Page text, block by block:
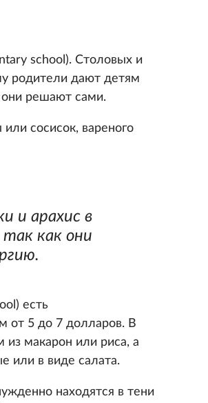
school). Столовых и
родители дают детям
они решают сами.
сосисок, вареного
и арахис в
как они
есть
от 5 до 7 долларов. В
макарон или риса, а
или в виде салата.
находятся в тени